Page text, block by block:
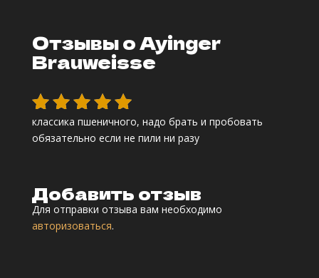
Отзывы о Ayinger
Brauweisse
Оценка5
из 5
классика пшеничного, надо брать и пробовать
обязательно если не пили ни разу
Добавить отзыв
Для отправки отзыва вам необходимо
авторизоваться.